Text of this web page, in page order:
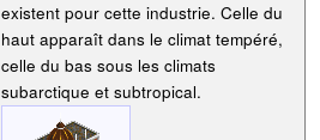
existent pour cette industrie. Celle du
haut apparaît dans le climat tempéré,
celle du bas sous les climats
subarctique et subtropical.